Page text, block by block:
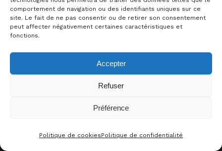
comportement de navigation ou des identifiants uniques sur ce
site. Le fait de ne pas consentir ou de retirer son consentement
peut affecter négativement certaines caractéristiques et
fonctions.
Accepter
Refuser
Préférence
Politique de cookiesPolitique de confidentialité
Cette fois-ci c’est une éditionhaut
de gammequi sera proposée à nos
15 participants
La Villa Des Jeux #4 en détail
quoi ?
CONTACT